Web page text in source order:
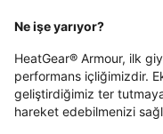
Akbank
Ziraat Bankası
Ne işe yarıyor?
HeatGear® Armour, ilk
performans içliğimizdir.
geliştirdiğimiz ter
hareket edebilmenizi
Beden Seçin
Ürün stoklara
E-posta Adresi *
Sipariş Numaranız *
Bir rakam
En az 1 özel
Bilgilerinizi
Bilgilerinizi